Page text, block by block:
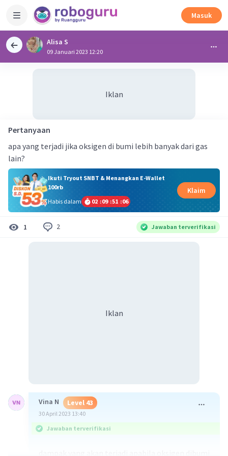
Masuk
Alisa S
09 Januari 2023 12:20
Iklan
Pertanyaan
apa yang terjadi jika oksigen di bumi lebih banyak dari gas
lain?
Ikuti Tryout SNBT & Menangkan E-Wallet
100rb
Habis dalam
02 :09 :51 :05
Klaim
1 2 Jawaban terverifikasi
Iklan
Vina N Level 43
30 April 2023 13:40
Jawaban terverifikasi